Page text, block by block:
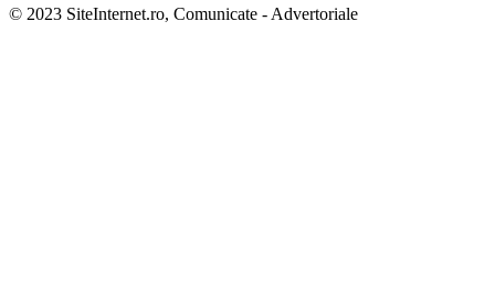
© 2023 SiteInternet.ro, Comunicate - Advertoriale